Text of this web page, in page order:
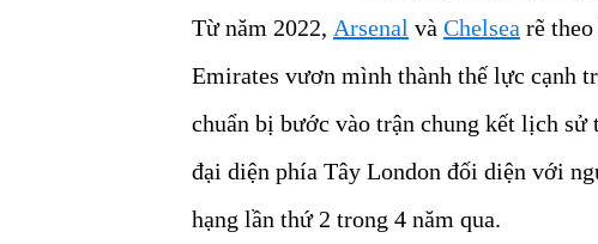
Từ năm 2022, Arsenal và Chelsea rẽ
Emirates vươn mình thành thế lực cạnh
chuẩn bị bước vào trận chung kết lịch sử
đại diện phía Tây London đối diện với
hạng lần thứ 2 trong 4 năm qua.